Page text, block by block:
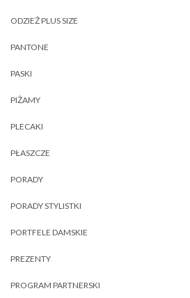
ODZIEŻ PLUS SIZE
PANTONE
PASKI
PIŻAMY
PLECAKI
PŁASZCZE
PORADY
PORADY STYLISTKI
PORTFELE DAMSKIE
PREZENTY
PROGRAM PARTNERSKI